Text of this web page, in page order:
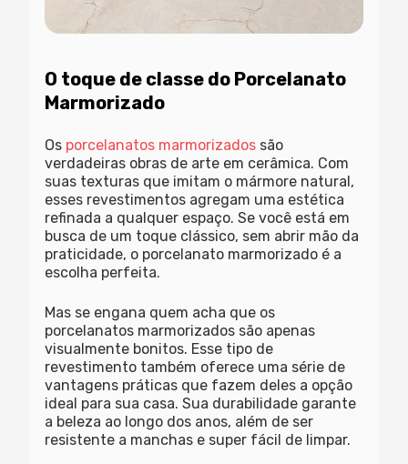
O toque de classe do Porcelanato
Marmorizado
Os porcelanatos marmorizados são
verdadeiras obras de arte em cerâmica. Com
suas texturas que imitam o mármore natural,
esses revestimentos agregam uma estética
refinada a qualquer espaço. Se você está em
busca de um toque clássico, sem abrir mão da
praticidade, o porcelanato marmorizado é a
escolha perfeita.
Mas se engana quem acha que os
porcelanatos marmorizados são apenas
visualmente bonitos. Esse tipo de
revestimento também oferece uma série de
vantagens práticas que fazem deles a opção
ideal para sua casa. Sua durabilidade garante
a beleza ao longo dos anos, além de ser
resistente a manchas e super fácil de limpar.